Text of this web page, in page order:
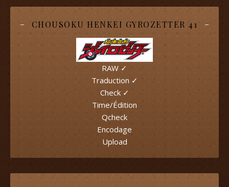
CHOUSOKU HENKEI GYROZETTER 41
RAW ✓
Traduction ✓
Check ✓
Time/Édition
Qcheck
Encodage
Upload